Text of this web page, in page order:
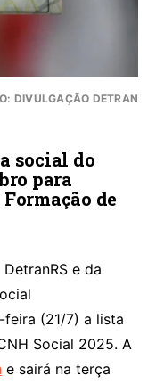
DIVULGAÇÃO DETRAN
social do
para
de
e da
(21/7) a lista
Social 2025. A
e sairá na terça